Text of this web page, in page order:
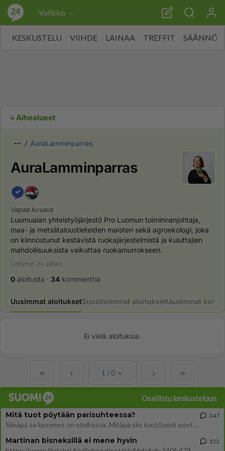
Valikko
KESKUSTELU VIIHDE LAINAA TREFFIT SÄÄNNÖT
Aihealueet
AuraLamminparras
AuraLamminparras
Vapaa kuvaus
Luomualan yhteistyöjärjestö Pro Luomun toiminnanjohtaja,
maa- ja metsätaloustieteiden maisteri sekä agroekologi, joka
on kiinnostunut kestävistä ruokajärjestelmistä ja kuluttajien
mahdollisuuksista vaikuttaa ruokamurrokseen.
Liittynyt 2v sitten
0 aloitusta · 34 kommenttia
Uusimmat aloituksetSuosituimmat aloituksetUusimmat
Ei vielä aloituksia.
1 / 0
Osallistu keskusteluun
Mitä tuot pöytään parisuhteessa?
Siinäpä se kysymys on otsikossa. Mitäpä siis tuot/toisit pöytään parisuhteessa? Oletko mies vai nainen? Koetko sen mitä
347
Martinan bisneksillä ei mene hyvin 152